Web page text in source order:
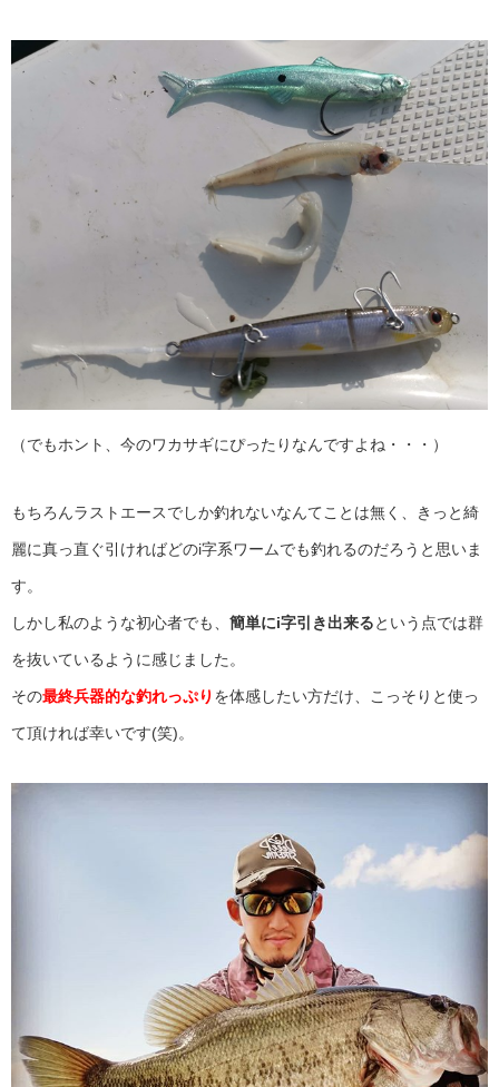
（でもホント、今のワカサギにぴったりなんですよね・・・）
もちろんラストエースでしか釣れないなんてことは無く、きっと綺
麗に真っ直ぐ引ければどのi字系ワームでも釣れるのだろうと思いま
す。
しかし私のような初心者でも、 簡単にi字引き出来るという点では群
を抜いているように感じました。
その最終兵器的な釣れっぷり を体感したい方だけ、こっそりと使っ
て頂ければ幸いです(笑)。